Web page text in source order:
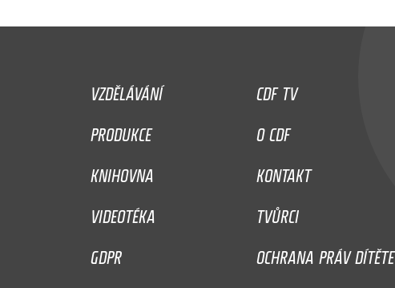
VZDĚLÁVÁNÍ
CDF TV
PRODUKCE
O CDF
KNIHOVNA
KONTAKT
VIDEOTÉKA
TVŮRCI
GDPR
OCHRANA PRÁV DÍTĚTE